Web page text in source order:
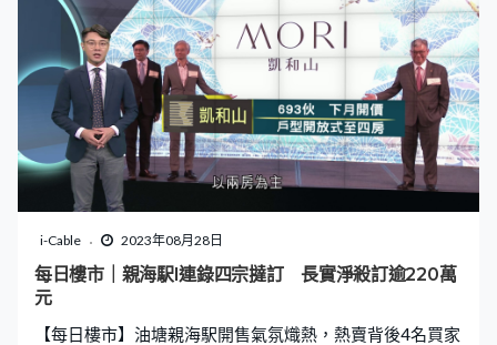
i-Cable 2023年08月28日
每日樓市｜親海駅I連錄四宗撻訂 長實淨殺訂逾220萬
元
【每日樓市】油塘親海駅開售氣氛熾熱，熱賣背後4名買家